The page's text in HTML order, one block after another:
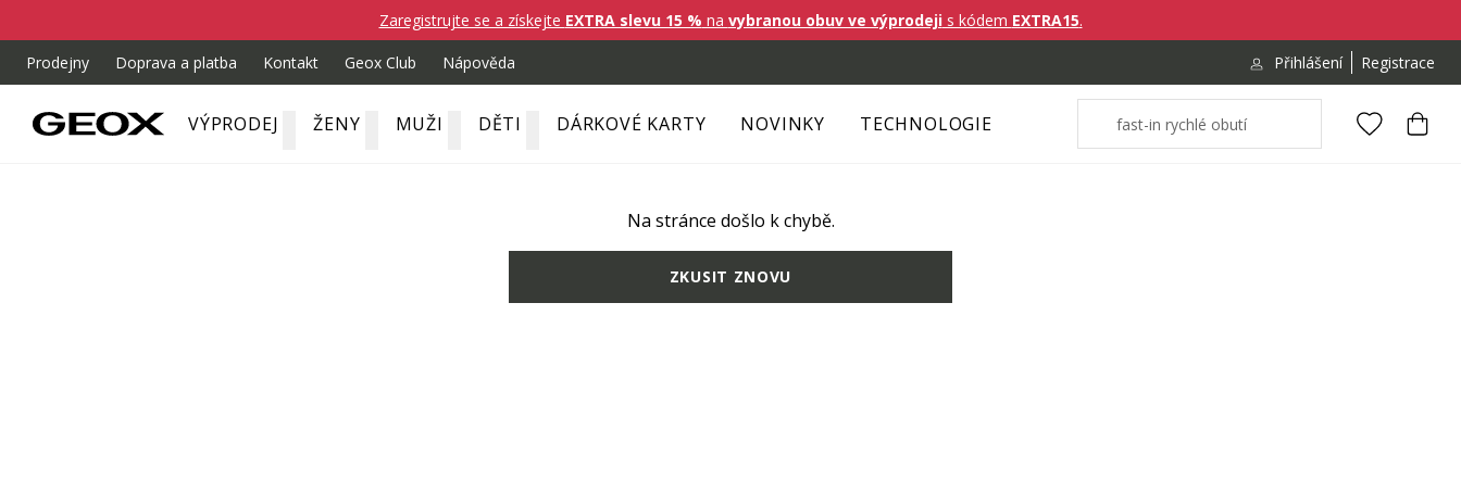
Zaregistrujte se a získejte EXTRA slevu 15 % na vybranou obuv ve výprodejis kódem EXTRA15.
Prodejny Doprava a platba Kontakt Geox Club Nápověda Přihlášení Registrace
VÝPRODEJ ŽENY MUŽI DĚTI DÁRKOVÉ KARTY NOVINKY TECHNOLOGIE
Na stránce došlo k chybě.
ZKUSIT ZNOVU